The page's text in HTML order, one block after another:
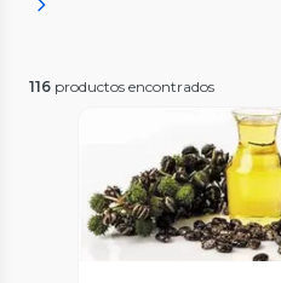
116 productos encontrados
Vista Previa